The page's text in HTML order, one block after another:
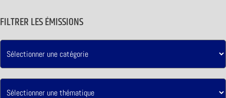
FILTRER LES ÉMISSIONS